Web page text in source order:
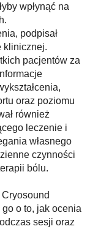
wpłynąć na
podpisał
klinicznej.
pacjentów za
oraz poziomu
również
leczenie i
własnego
czynności
bólu.
o to, jak ocenia
sesji oraz